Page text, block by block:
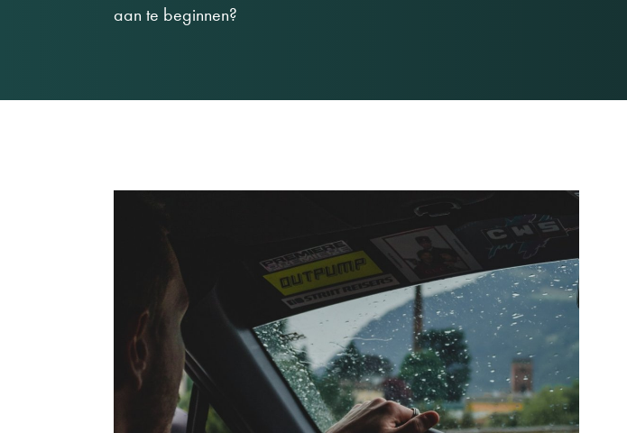
aan te beginnen?